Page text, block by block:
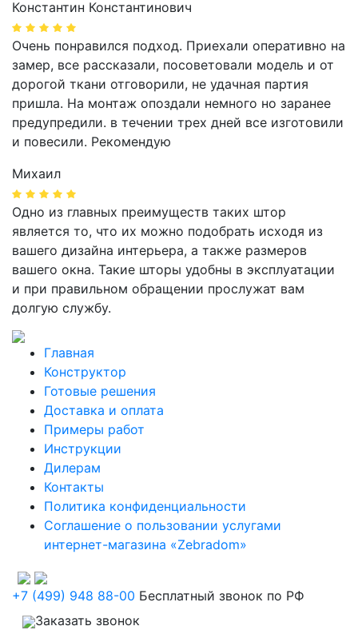
Константин Константинович
Очень понравился подход. Приехали оперативно на
замер, все рассказали, посоветовали модель и от
дорогой ткани отговорили, не удачная партия
пришла. На монтаж опоздали немного но заранее
предупредили. в течении трех дней все изготовили
и повесили. Рекомендую
Михаил
Одно из главных преимуществ таких штор
является то, что их можно подобрать исходя из
вашего дизайна интерьера, а также размеров
вашего окна. Такие шторы удобны в эксплуатации
и при правильном обращении прослужат вам
долгую службу.
Главная
Конструктор
Готовые решения
Доставка и оплата
Примеры работ
Инструкции
Дилерам
Контакты
Политика конфиденциальности
Соглашение о пользовании услугами
интернет-магазина «Zebradom»
+7 (499) 948 88-00 Бесплатный звонок по РФ
Заказать звонок